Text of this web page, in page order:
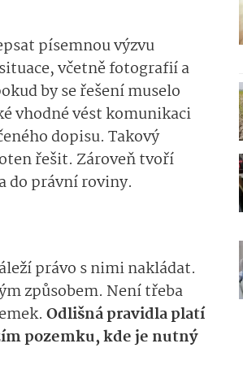
písemnou výzvu
včetně fotografií a
by se řešení muselo
vhodné vést komunikaci
dopisu. Takový
řešit. Zároveň tvoří
do právní roviny.
právo s nimi nakládat.
způsobem. Není třeba
Odlišná pravidla platí
pozemku, kde je nutný